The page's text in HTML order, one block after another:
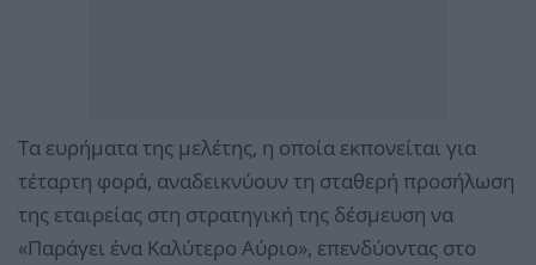
Τα ευρήματα της μελέτης, η οποία εκπονείται για
τέταρτη φορά, αναδεικνύουν τη σταθερή προσήλωση
της εταιρείας στη στρατηγική της δέσμευση να
«Παράγει ένα Καλύτερο Αύριο», επενδύοντας στο